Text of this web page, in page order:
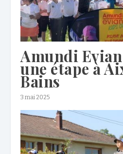
Amundi
une étape à
Bains
3 mai 2025